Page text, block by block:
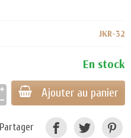
JKR-32
En stock
Ajouter au panier
Partager